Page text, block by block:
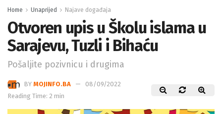
Home Unaprijed Najave događaja
Otvoren upis u Školu islama u
Sarajevu, Tuzli i Bihaću
Pošaljite pozivnicu i drugima
BY MOJINFO.BA
08/09/2022
Reading Time: 2 min